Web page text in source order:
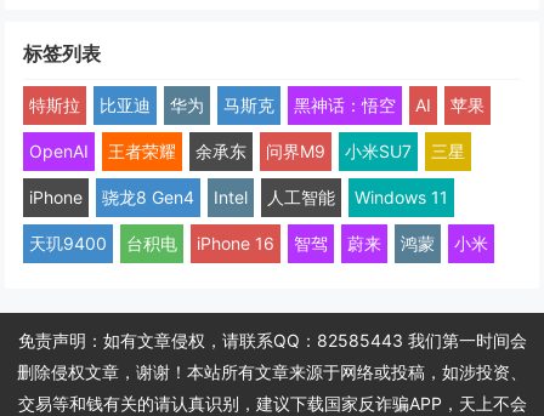
标签列表
特斯拉 比亚迪 华为 马斯克 黑神话：悟空 AI 苹果
OpenAI 王者荣耀 余承东 问界M9 小米SU7 三星
iPhone 骁龙8 Gen4 Intel 人工智能 Windows 11
天玑9400 台积电 iPhone 16 智驾 蔚来 鸿蒙 小米
免责声明：如有文章侵权，请联系QQ：82585443 我们第一时间会
删除侵权文章，谢谢！本站所有文章来源于网络或投稿，如涉投资、
交易等和钱有关的请认真识别，建议下载国家反诈骗APP，天上不会